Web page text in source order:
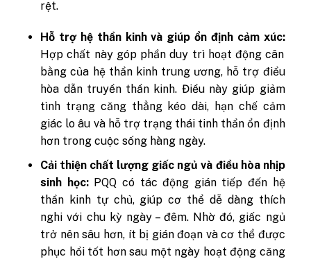
rệt.
Hỗ trợ hệ thần kinh và giúp ổn định cảm xúc:
Hợp chất này góp phần duy trì hoạt động cân
bằng của hệ thần kinh trung ương, hỗ trợ điều
hòa dẫn truyền thần kinh. Điều này giúp giảm
tình trạng căng thẳng kéo dài, hạn chế cảm
giác lo âu và hỗ trợ trạng thái tinh thần ổn định
hơn trong cuộc sống hàng ngày.
Cải thiện chất lượng giấc ngủ và điều hòa nhịp
sinh học:PQQ có tác động gián tiếp đến hệ
thần kinh tự chủ, giúp cơ thể dễ dàng thích
nghi với chu kỳ ngày – đêm. Nhờ đó, giấc ngủ
trở nên sâu hơn, ít bị gián đoạn và cơ thể được
phục hồi tốt hơn sau một ngày hoạt động căng